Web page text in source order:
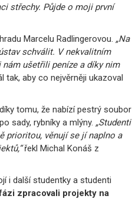
střechy. Půjde o moji první
Marcelu Radlingerovou. „Na
schválit. V nekvalitním
ušetřili peníze a díky nim
tak, aby co nejvěrněji ukazoval
díky tomu, že nabízí pestrý soubor
sady, rybníky a mlýny. „Studenti
prioritou, věnují se jí naplno a
řekl Michal Konáš z
i další studentky a studenti
zpracovali projekty na